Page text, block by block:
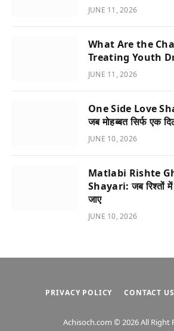
JUNE 11, 2026
What Are the
Treating Youth
JUNE 11, 2026
One Side Love
जब मोहब्बत सिर्फ एक
JUNE 10, 2026
Matlabi Rishte
Shayari: जब रिश्तों
जाए
JUNE 10, 2026
PRIVACY POLICY CONTACT US
Achisoch.com © 2026 All Right